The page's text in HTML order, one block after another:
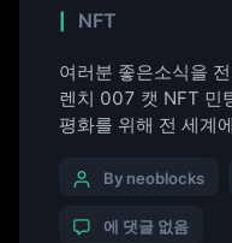
NFT
여러분 좋은소식을
렌치 007 캣 NFT 민
평화를 위해 전 세계
러가기 트렌치런던
https://jack1t.co.kr/
By neoblocks
에 댓글 없음